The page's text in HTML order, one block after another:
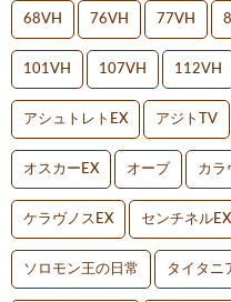
68VH 76VH 77VH
101VH 107VH 112VH
アシュトレトEX アジトTV
オスカーEX オーブ カラ
ケラヴノスEX センチネルEX
ソロモン王の日常 タイタニ